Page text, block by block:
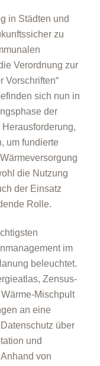
in Städten und
zu
Verordnung zur
Vorschriften“
sich nun in
der
um fundierte
die Nutzung
der Einsatz
Rolle.
im
beleuchtet.
Zensus-
Mischpult
an eine
über
und
von